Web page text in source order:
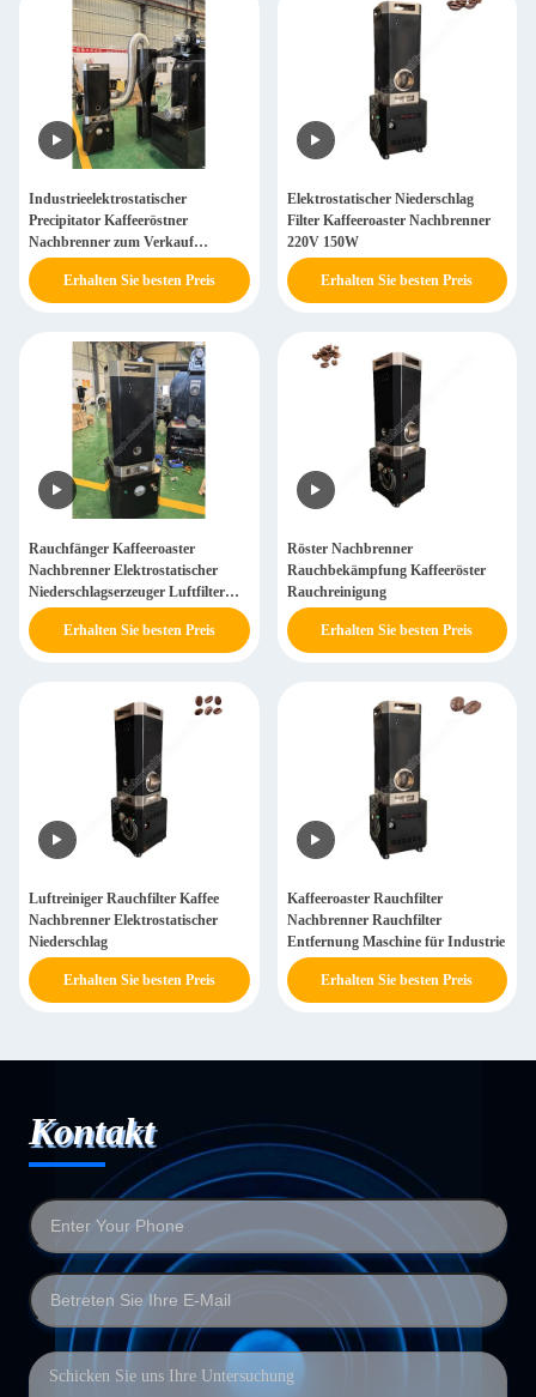
Industrieelektrostatischer
Precipitator Kaffeeröstner
Nachbrenner zum Verkauf
Rauchentferner
Erhalten Sie besten Preis
Elektrostatischer Niederschlag
Filter Kaffeeroaster Nachbrenner
220V 150W
Erhalten Sie besten Preis
Rauchfänger Kaffeeroaster
Nachbrenner Elektrostatischer
Niederschlagserzeuger Luftfilter
Nachbrenner
Erhalten Sie besten Preis
Röster Nachbrenner
Rauchbekämpfung Kaffeeröster
Rauchreinigung
Erhalten Sie besten Preis
Luftreiniger Rauchfilter Kaffee
Nachbrenner Elektrostatischer
Niederschlag
Erhalten Sie besten Preis
Kaffeeroaster Rauchfilter
Nachbrenner Rauchfilter
Entfernung Maschine für Industrie
Erhalten Sie besten Preis
Kontakt